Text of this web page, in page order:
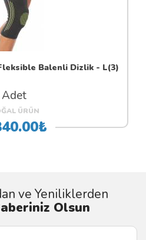
Balenli Dizlik - L(3)
Adet
ÜRÜN
ve Yeniliklerden
Olsun